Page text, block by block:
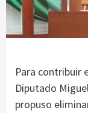
Para contribuir
Diputado
propuso